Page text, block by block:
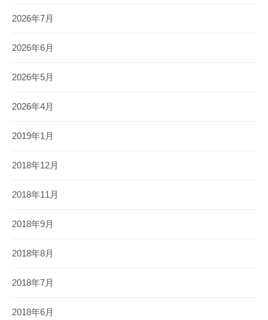
2026年7月
2026年6月
2026年5月
2026年4月
2019年1月
2018年12月
2018年11月
2018年9月
2018年8月
2018年7月
2018年6月